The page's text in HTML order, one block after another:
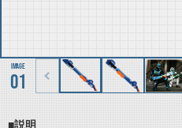
01
■説明